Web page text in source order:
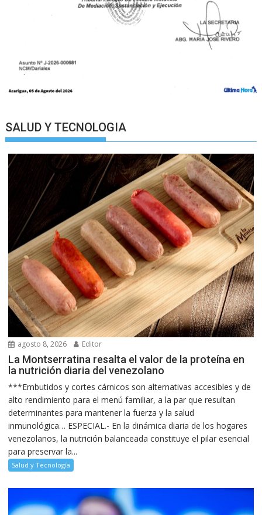
SALUD Y TECNOLOGIA
agosto 8, 2026 Editor
La Montserratina resalta el valor de la proteína en
la nutrición diaria del venezolano
***Embutidos y cortes cárnicos son alternativas accesibles y de
alto rendimiento para el menú familiar, a la par que resultan
determinantes para mantener la fuerza y la salud
inmunológica… ESPECIAL.- En la dinámica diaria de los hogares
venezolanos, la nutrición balanceada constituye el pilar esencial
para preservar la...
Salud y Tecnología